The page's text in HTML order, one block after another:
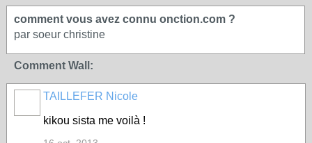
comment vous avez connu onction.com ?
par soeur christine
Comment Wall:
TAILLEFER Nicole
kikou sista me voilà !